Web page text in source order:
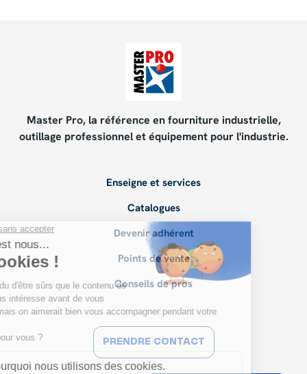
Master Pro, la référence en fourniture industrielle,
outillage professionnel et équipement pour l'industrie.
Enseigne et services
Catalogues
Devenir adhérent
Points de vente
Conseils de pros
PRENDRE CONTACT